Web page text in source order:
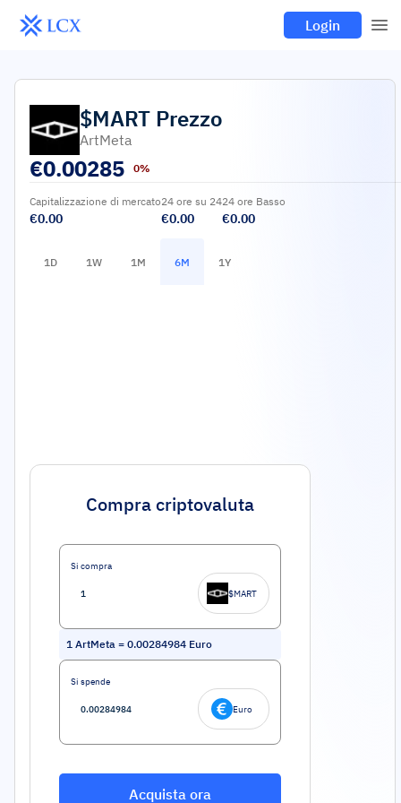
Login
$MART Prezzo
ArtMeta
€0.00285 0%
Capitalizzazione di mercato
€0.00
24 ore su 24
€0.00
24 ore Basso
€0.00
1D 1W 1M 6M 1Y
Compra criptovaluta
Si compra
$MART
1 ArtMeta = 0.00284984 Euro
Si spende
Euro
Acquista ora